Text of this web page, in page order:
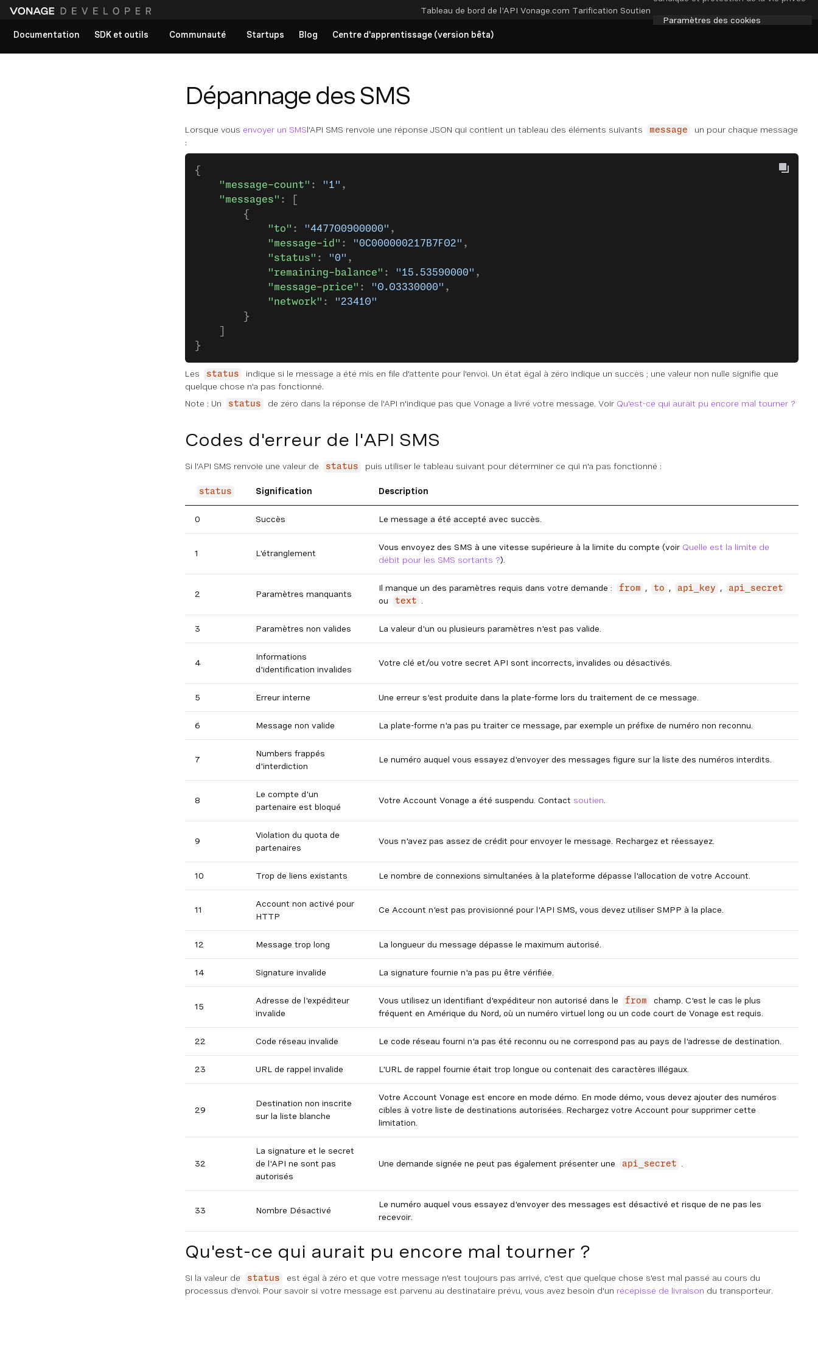
Tableau de bord de l'API Vonage.com Tarification Soutien
Paramètres des cookies
Documentation
SDK et outils Communauté Startups Blog Centre d'apprentissage (version bêta)
Dépannage des SMS
Lorsque vous envoyer un SMSl'API SMS renvoie une réponse JSON qui contient un tableau des éléments suivants message
un pour chaque message
:
{
    "message-count"
: "1" ,
    "messages"
: [
        {
            "to"
: "447700900000" ,
            "message-id"
: "0C000000217B7F02" ,
            "status"
: "0" ,
            "remaining-balance"
: "15.53590000" ,
            "message-price"
: "0.03330000" ,
            "network"
:
"23410"
        }
}
Les status
indique si le message a été mis en file d'attente pour l'envoi. Un état égal à zéro indique un succès ; une valeur non nulle signifie que
quelque chose n'a pas fonctionné.
Note : Un
status de zéro dans la réponse de l'API n'indique pas que Vonage a livré votre message. Voir Qu'est-ce qui aurait pu encore mal tourner ?
Codes d'erreur de l'API SMS
Si l'API SMS renvoie une valeur de status puis utiliser le tableau suivant pour déterminer ce qui n'a pas fonctionné :
status Signification Description
0 Succès Le message a été accepté avec succès.
1 L'étranglement
Vous envoyez des SMS à une vitesse supérieure à la limite du compte (voir Quelle est la limite de
débit pour les SMS sortants ?).
2 Paramètres manquants
Il manque un des paramètres requis dans votre demande : from , to , api_key , api_secret
ou text
3 Paramètres non valides La valeur d'un ou plusieurs paramètres n'est pas valide.
4
Informations
d'identification invalides
Votre clé et/ou votre secret API sont incorrects, invalides ou désactivés.
5 Erreur interne Une erreur s'est produite dans la plate-forme lors du traitement de ce message.
6 Message non valide La plate-forme n'a pas pu traiter ce message, par exemple un préfixe de numéro non reconnu.
7
Numbers frappés
d'interdiction
Le numéro auquel vous essayez d'envoyer des messages figure sur la liste des numéros interdits.
8
Le compte d'un
partenaire est bloqué
Votre Account Vonage a été suspendu. Contact soutien
9
Violation du quota de
partenaires
Vous n'avez pas assez de crédit pour envoyer le message. Rechargez et réessayez.
10 Trop de liens existants Le nombre de connexions simultanées à la plateforme dépasse l'allocation de votre Account.
11
Account non activé pour
HTTP
Ce Account n'est pas provisionné pour l'API SMS, vous devez utiliser SMPP à la place.
12 Message trop long La longueur du message dépasse le maximum autorisé.
14 Signature invalide La signature fournie n'a pas pu être vérifiée.
15
Adresse de l'expéditeur
invalide
Vous utilisez un identifiant d'expéditeur non autorisé dans le from
champ. C'est le cas le plus
fréquent en Amérique du Nord, où un numéro virtuel long ou un code court de Vonage est requis.
22 Code réseau invalide Le code réseau fourni n'a pas été reconnu ou ne correspond pas au pays de l'adresse de destination.
23 URL de rappel invalide L'URL de rappel fournie était trop longue ou contenait des caractères illégaux.
29
Destination non inscrite
sur la liste blanche
Votre Account Vonage est encore en mode démo. En mode démo, vous devez ajouter des numéros
cibles à votre liste de destinations autorisées. Rechargez votre Account pour supprimer cette
limitation.
32
La signature et le secret
de l'API ne sont pas
autorisés
Une demande signée ne peut pas également présenter une api_secret
33 Nombre Désactivé
Le numéro auquel vous essayez d'envoyer des messages est désactivé et risque de ne pas les
recevoir.
Qu'est-ce qui aurait pu encore mal tourner ?
Si la valeur de status
est égal à zéro et que votre message n'est toujours pas arrivé, c'est que quelque chose s'est mal passé au cours du
processus d'envoi. Pour savoir si votre message est parvenu au destinataire prévu, vous avez besoin d'un récépissé de livraison du transporteur.